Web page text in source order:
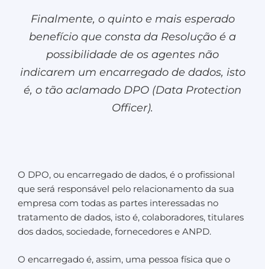
Finalmente, o quinto e mais esperado
benefício que consta da Resolução é a
possibilidade de os agentes não
indicarem um encarregado de dados, isto
é, o tão aclamado DPO (Data Protection
Officer).
O DPO, ou encarregado de dados, é o profissional
que será responsável pelo relacionamento da sua
empresa com todas as partes interessadas no
tratamento de dados, isto é, colaboradores, titulares
dos dados, sociedade, fornecedores e ANPD.
O encarregado é, assim, uma pessoa física que o